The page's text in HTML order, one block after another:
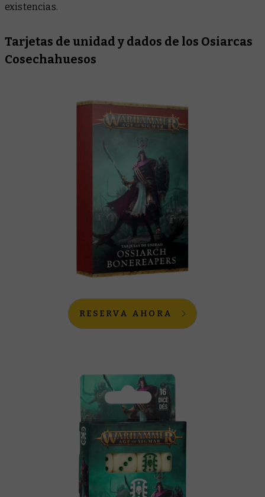
existencias.
Tarjetas de unidad y dados de los Osiarcas
Cosechahuesos
RESERVA AHORA